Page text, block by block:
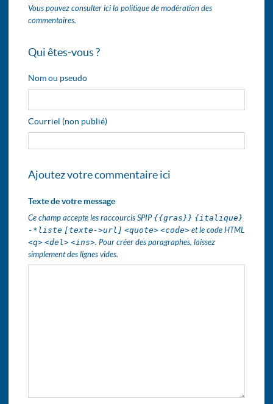
Vous pouvez consulter ici la politique de modération des
commentaires.
Qui êtes-vous ?
Nom ou pseudo
Courriel (non publié)
Ajoutez votre commentaire ici
Texte de votre message
Ce champ accepte les raccourcis SPIP {{gras}} {italique}
-*liste [texte->url] <quote> <code> et le code HTML
<q> <del> <ins>. Pour créer des paragraphes, laissez
simplement des lignes vides.